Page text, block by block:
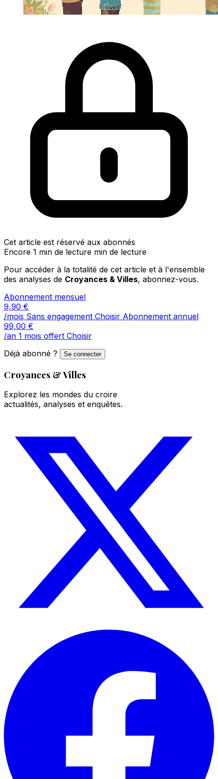
Cet article est réservé aux abonnés
Encore 1 min de lecture min de lecture
Pour accéder à la totalité de cet article et à l'ensemble
des analyses de Croyances & Villes, abonnez-vous.
Abonnement mensuel
9,90 €
/mois Sans engagement Choisir Abonnement annuel
99,00 €
/an 1 mois offert Choisir
Déjà abonné ?
Se connecter
Croyances & Villes
Explorez les mondes du croire
actualités, analyses et enquêtes.